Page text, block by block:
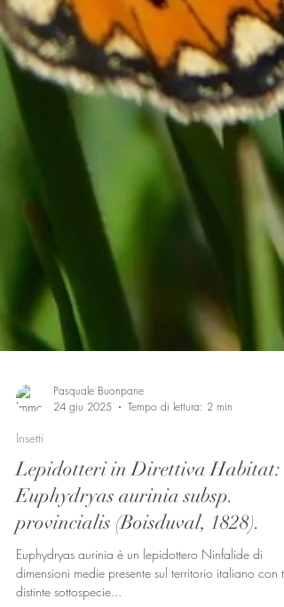
24 giu 2025
Tempo di lettura: 2 min
Insetti
Lepidotteri in Direttiva Habitat:
Euphydryas aurinia subsp.
provincialis (Boisduval, 1828).